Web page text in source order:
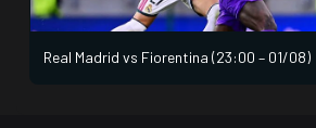
Real Madrid vs Fiorentina (23:00 – 01/08)